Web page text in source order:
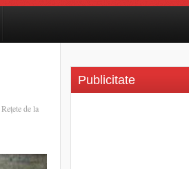
Rețete de la
Publicitate